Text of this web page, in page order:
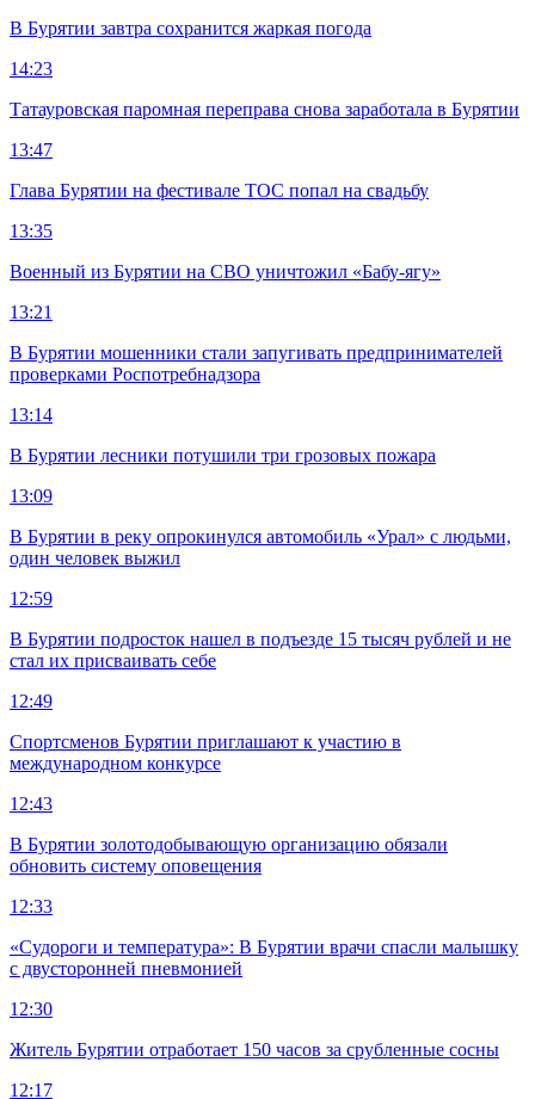
В Бурятии завтра сохранится жаркая погода
14:23
Татауровская паромная переправа снова заработала в Бурятии
13:47
Глава Бурятии на фестивале ТОС попал на свадьбу
13:35
Военный из Бурятии на СВО уничтожил «Бабу-ягу»
13:21
В Бурятии мошенники стали запугивать предпринимателей
проверками Роспотребнадзора
13:14
В Бурятии лесники потушили три грозовых пожара
13:09
В Бурятии в реку опрокинулся автомобиль «Урал» с людьми,
один человек выжил
12:59
В Бурятии подросток нашел в подъезде 15 тысяч рублей и не
стал их присваивать себе
12:49
Спортсменов Бурятии приглашают к участию в
международном конкурсе
12:43
В Бурятии золотодобывающую организацию обязали
обновить систему оповещения
12:33
«Судороги и температура»: В Бурятии врачи спасли малышку
с двусторонней пневмонией
12:30
Житель Бурятии отработает 150 часов за срубленные сосны
12:17